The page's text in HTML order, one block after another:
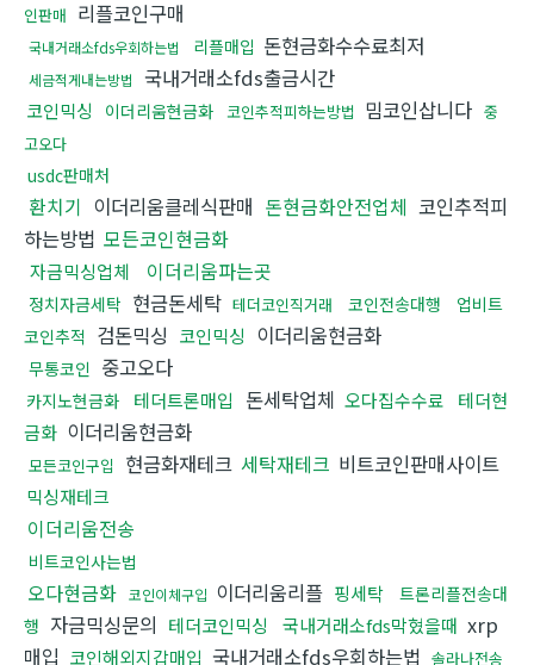
인판매 리플코인구매
국내거래소fds우회하는법 리플매입 돈현금화수수료최저
세금적게내는방법 국내거래소fds출금시간
코인믹싱 이더리움현금화 코인추적피하는방법 밈코인삽니다 중
고오다
usdc판매처
환치기 이더리움클레식판매 돈현금화안전업체 코인추적피
하는방법 모든코인현금화
자금믹싱업체 이더리움파는곳
정치자금세탁 현금돈세탁 테더코인직거래 코인전송대행
업비트
코인추적 검돈믹싱 코인믹싱 이더리움현금화
무통코인 중고오다
카지노현금화 테더트론매입 돈세탁업체 오다집수수료
테더현
금화 이더리움현금화
모든코인구입 현금화재테크 세탁재테크 비트코인판매사이트
믹싱재테크
이더리움전송
비트코인사는법
오다현금화 코인이체구입 이더리움리플 핑세탁
트론리플전송대
행 자금믹싱문의 테더코인믹싱 국내거래소fds막혔을때 xrp
매입 코인해외지갑매입 국내거래소fds우회하는법 솔라나전송